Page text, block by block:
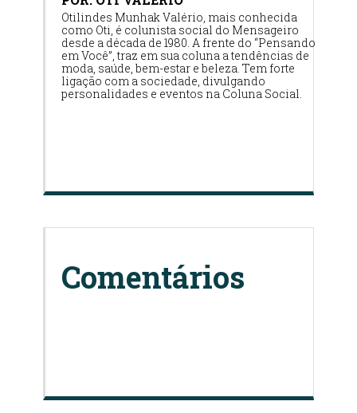
Otilindes Munhak Valério, mais conhecida
como Oti, é colunista social do Mensageiro
desde a década de 1980. A frente do “Pensando
em Você”, traz em sua coluna a tendências de
moda, saúde, bem-estar e beleza. Tem forte
ligação com a sociedade, divulgando
personalidades e eventos na Coluna Social.
Comentários